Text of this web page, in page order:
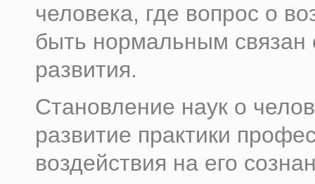
человека, где вопрос о
быть нормальным
развития.
Становление наук о
развитие практики
воздействия на его